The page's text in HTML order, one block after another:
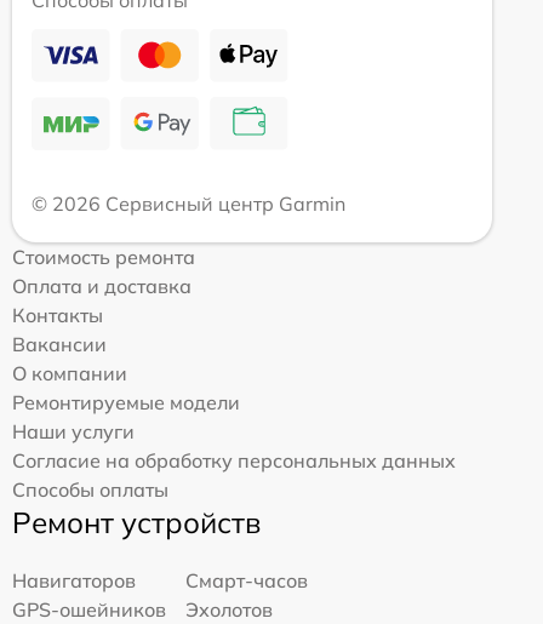
© 2026 Сервисный центр Garmin
Стоимость ремонта
Оплата и доставка
Контакты
Вакансии
О компании
Ремонтируемые модели
Наши услуги
Согласие на обработку персональных данных
Способы оплаты
Ремонт устройств
Навигаторов
Смарт-часов
GPS-ошейников
Эхолотов